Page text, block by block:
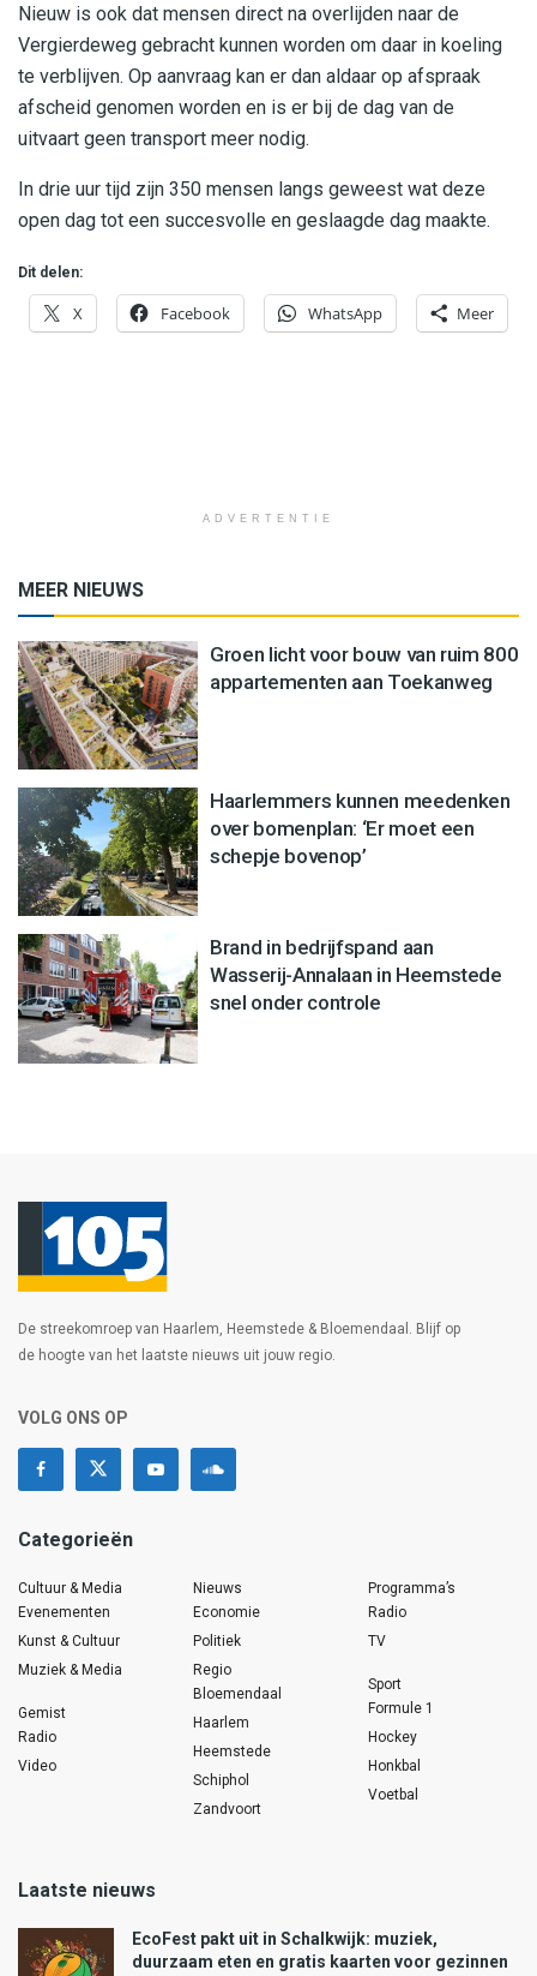
Nieuw is ook dat mensen direct na overlijden naar de
Vergierdeweg gebracht kunnen worden om daar in koeling
te verblijven. Op aanvraag kan er dan aldaar op afspraak
afscheid genomen worden en is er bij de dag van de
uitvaart geen transport meer nodig.
In drie uur tijd zijn 350 mensen langs geweest wat deze
open dag tot een succesvolle en geslaagde dag maakte.
Dit delen:
X Facebook WhatsApp Meer
ADVERTENTIE
MEER NIEUWS
Groen licht voor bouw van ruim 800
appartementen aan Toekanweg
Haarlemmers kunnen meedenken
over bomenplan: ‘Er moet een
schepje bovenop’
Brand in bedrijfspand aan
Wasserij-Annalaan in Heemstede
snel onder controle
De streekomroep van Haarlem, Heemstede & Bloemendaal. Blijf op
de hoogte van het laatste nieuws uit jouw regio.
VOLG ONS OP
Categorieën
Cultuur & Media
Evenementen
Kunst & Cultuur
Muziek & Media
Gemist
Radio
Video
Nieuws
Economie
Politiek
Regio
Bloemendaal
Haarlem
Heemstede
Schiphol
Zandvoort
Programma’s
Radio
TV
Sport
Formule 1
Hockey
Honkbal
Voetbal
Laatste nieuws
EcoFest pakt uit in Schalkwijk: muziek,
duurzaam eten en gratis kaarten voor gezinnen